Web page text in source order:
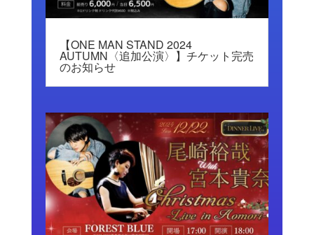
【ONE MAN STAND 2024
AUTUMN〈追加公演〉】チケット完売
のお知らせ